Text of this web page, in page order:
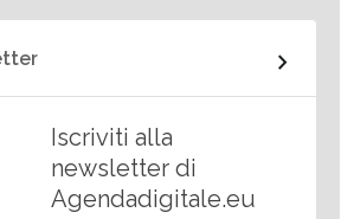
Iscriviti alla
newsletter di
Agendadigitale.eu